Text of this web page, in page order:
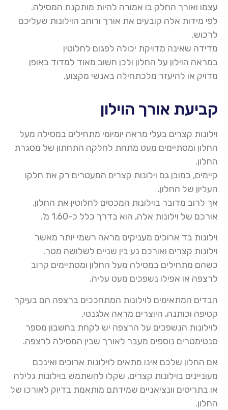
עצמו ואורך החלק בו אמורה להיות מותקנת המסילה.
לפי מידות אלה קובעים את אורך ורוחב הוילונות שעליכם
לרכוש.
מדידה שאינה מדויקת יכולה לפגום לחלוטין
במראה הוילון על החלון ולכן חשוב מאוד למדוד באופן
מדויק או להיעזר מלכתחילה באנשי מקצוע.
קביעת אורך הוילון
וילונות קצרים בעלי מראה יומיומי מתחילים במסילה מעל
החלון ומסתיימים מעט מתחת לחלקה התחתון של מסגרת
החלון.
קיימים, כמובן גם וילונות קצרים המעטרים רק את חלקו
העליון של החלון.
אך לרוב מדובר בוילונות המכסים לחלוטין את החלון.
אורכם של וילונות אלה, הוא בדרך כלל כ-1.60 מ
'.
וילונות בד ארוכים מעניקים מראה רשמי יותר מאשר
וילונות קצרים ואורכם נע בין שניים לשלושה מטר.
כשהם מתחילים במסילה מעל החלון ומסתיימים קרוב
לרצפה או אפילו נשפכים מעט עליה.
הבדים המתאימים לוילונות המתחככים ברצפה הם בעיקר
קטיפה וכותנה, היוצרים מראה אלגנטי.
לוילונות הנשפכים על הרצפה יש לקחת בחשבון מספר
סנטימטרים נוספים מעבר לאורך שבין המסילה לרצפה.
אם החלון שלכם אינו מתאים לוילונות ארוכים ואינכם
מעוניינים בוילונות קצרים, שקלו להשתמש בוילונות גלילה
או בתריסים וונציאניים שמידתם מותאמת בדיוק לאורכו של
החלון.